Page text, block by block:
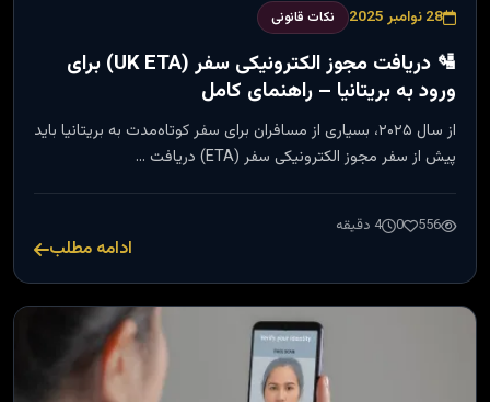
28 نوامبر 2025 نکات قانونی
🛂 دریافت مجوز الکترونیکی سفر (UK ETA) برای
ورود به بریتانیا – راهنمای کامل
از سال ۲۰۲۵، بسیاری از مسافران برای سفر کوتاه‌مدت به بریتانیا باید
پیش از سفر مجوز الکترونیکی سفر (ETA) دریافت …
556
0 4 دقیقه
ادامه مطلب